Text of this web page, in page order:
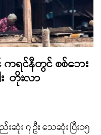
ကရင်နီတွင် စစ်ဘေး
း တိုးလာ
း ၇ ဦး သေဆုံး ပြီး၁၅